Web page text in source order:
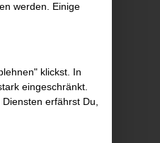
werden. Einige
klickst. In
eingeschränkt.
erfährst Du,